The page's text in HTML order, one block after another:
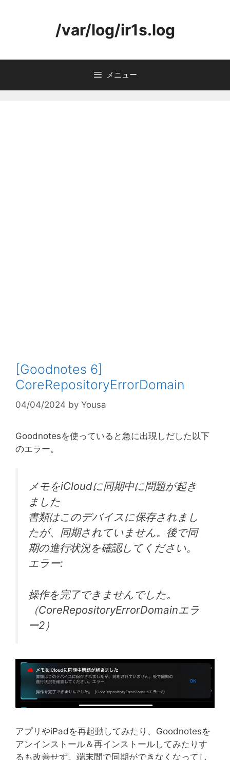
ツ
/var/log/ir1s.log
メニュー
[Goodnotes 6]
CoreRepositoryErrorDomain
04/04/2024 by Yousa
Goodnotesを使っていると急に出現しだした以下
のエラー。
メモをiCloudに同期中に問題が起き
ました
書類はこのデバイスに保存されまし
たが、同期されていません。後で同
期の進行状況を確認してください。
エラー:
操作を完了できませんでした。
（CoreRepositoryErrorDomainエラ
ー2）
アプリやiPadを再起動してみたり、Goodnotesを
アンインストール＆再インストールしてみたりす
るも改善せず。端末間で同期ができなくなってし